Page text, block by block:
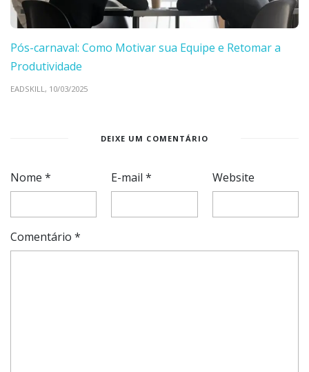
Pós-carnaval: Como Motivar sua Equipe e Retomar a
Produtividade
EADSKILL, 10/03/2025
DEIXE UM COMENTÁRIO
Nome * E-mail* Website
Comentário *